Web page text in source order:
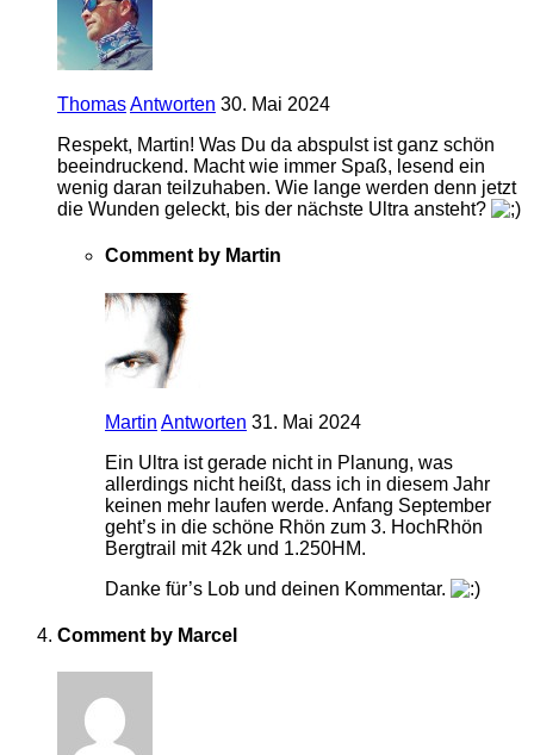
ThomasAntworten 30. Mai 2024
Respekt, Martin! Was Du da abspulst ist ganz schön
beeindruckend. Macht wie immer Spaß, lesend ein
wenig daran teilzuhaben. Wie lange werden denn jetzt
die Wunden geleckt, bis der nächste Ultra ansteht?
Comment by Martin
Martin Antworten 31. Mai 2024
Ein Ultra ist gerade nicht in Planung, was
allerdings nicht heißt, dass ich in diesem Jahr
keinen mehr laufen werde. Anfang September
geht’s in die schöne Rhön zum 3. HochRhön
Bergtrail mit 42k und 1.250HM.
Danke für’s Lob und deinen Kommentar.
Comment by Marcel